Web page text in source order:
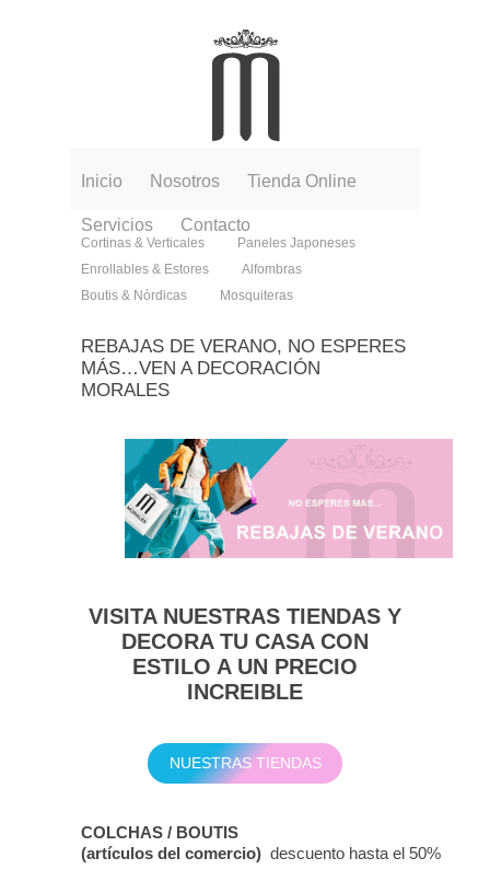
Inicio Nosotros Tienda Online
Servicios Contacto
Cortinas & Verticales
Paneles Japoneses
Enrollables & Estores
Alfombras
Boutis & Nórdicas
Mosquiteras
REBAJAS DE VERANO, NO ESPERES
MÁS…VEN A DECORACIÓN
MORALES
VISITA NUESTRAS TIENDAS Y
DECORA TU CASA CON
ESTILO A UN PRECIO
INCREIBLE
NUESTRAS TIENDAS
COLCHAS / BOUTIS
(artículos del comercio) descuento hasta el 50%